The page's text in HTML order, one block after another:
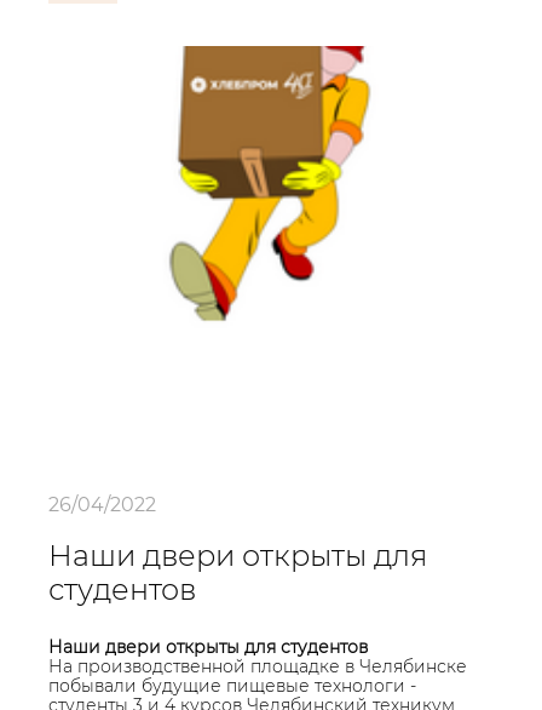
26/04/2022
Наши двери открыты для
студентов
Наши двери открыты для студентов
На производственной площадке в Челябинске
побывали будущие пищевые технологи -
студенты 3 и 4 курсов Челябинский техникум